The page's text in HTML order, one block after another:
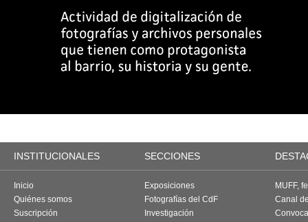
INSTITUCIONALES SECCIONES
Inicio
Quiénes somos
Suscripción
Exposiciones
Fotografías del CdF
Investigación
MUFF,
Canal